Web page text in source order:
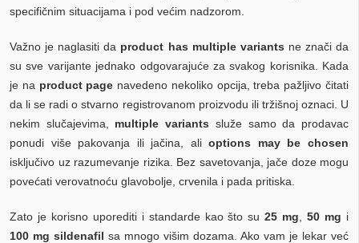
specifičnim situacijama i pod većim nadzorom.
Važno je naglasiti da product has multiple variants ne znači da
su sve varijante jednako odgovarajuće za svakog korisnika. Kada
je na product page navedeno nekoliko opcija, treba pažljivo čitati
da li se radi o stvarno registrovanom proizvodu ili tržišnoj oznaci. U
nekim slučajevima, multiple variants služe samo da prodavac
ponudi više pakovanja ili jačina, alioptions may be chosen
isključivo uz razumevanje rizika. Bez savetovanja, jače doze mogu
povećati verovatnoću glavobolje, crvenila i pada pritiska.
Zato je korisno uporediti i standarde kao što su25 mg ,50 mg i
100 mg sildenafil sa mnogo višim dozama. Ako vam je lekar već